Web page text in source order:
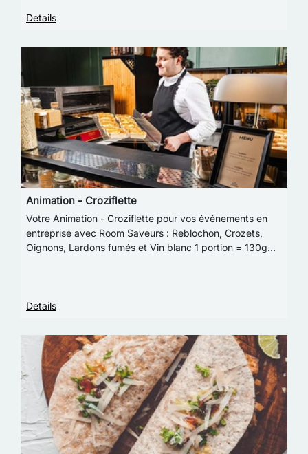
Details
Animation - Croziflette
Votre Animation - Croziflette pour vos événements en
entreprise avec Room Saveurs : Reblochon, Crozets,
Oignons, Lardons fumés et Vin blanc 1 portion = 130g
Details